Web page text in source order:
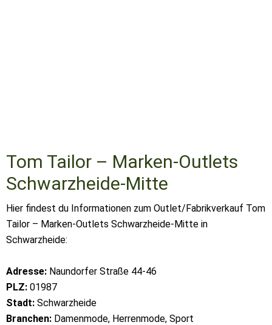
Tom Tailor – Marken-Outlets
Schwarzheide-Mitte
Hier findest du Informationen zum Outlet/Fabrikverkauf Tom
Tailor – Marken-Outlets Schwarzheide-Mitte in
Schwarzheide:
Adresse: Naundorfer Straße 44-46
PLZ: 01987
Stadt: Schwarzheide
Branchen: Damenmode, Herrenmode, Sport